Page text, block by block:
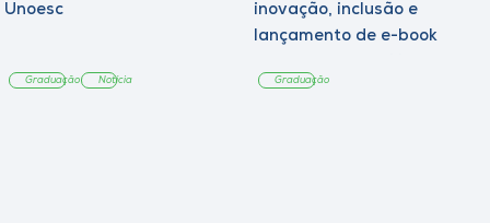
Unoesc
Graduação Notícia
inovação, inclusão e
lançamento de e-book
Graduação